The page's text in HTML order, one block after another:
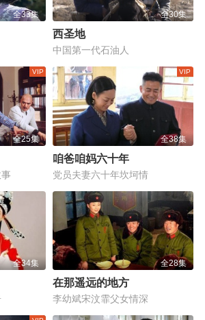
全33集 全30集
西圣地
中国第一代石油人
全25集 全38集
咱爸咱妈六十年
党员夫妻六十年坎坷情
全34集 全28集
在那遥远的地方
李幼斌宋汶霏父女情深